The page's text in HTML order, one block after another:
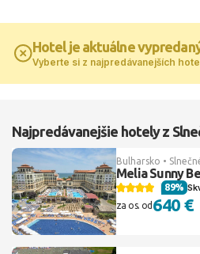
Hotel je aktuálne
Vyberte si z najpredávanejších
Najpredávanejšie hotely z
Bulharsko •
Melia Sunny
89%
za os. od 640 €